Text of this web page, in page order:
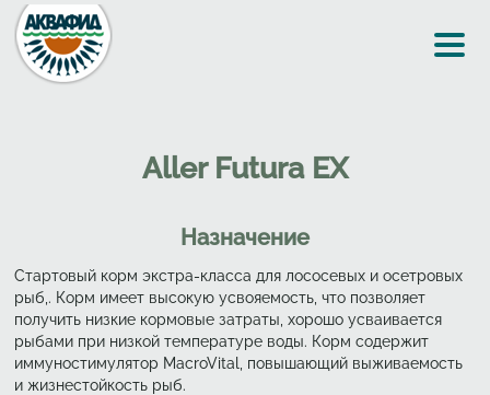
Перейти к основному содержанию
Aller Futura EX
Назначение
Стартовый корм экстра-класса для лососевых и осетровых
рыб,. Корм имеет высокую усвояемость, что позволяет
получить низкие кормовые затраты, хорошо усваивается
рыбами при низкой температуре воды. Корм содержит
иммуностимулятор MacroVital, повышающий выживаемость
и жизнестойкость рыб.